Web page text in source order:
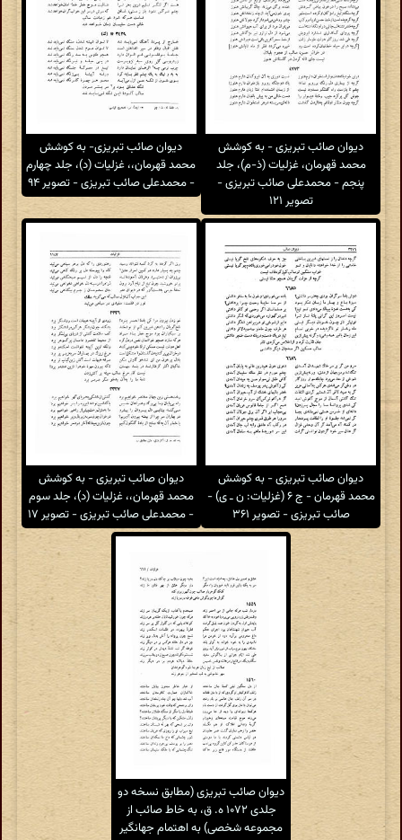
دیوان صائب تبریزی - به کوشش
محمد قهرمان، غزلیات (ذ-م)، جلد
پنجم - محمدعلی صائب تبریزی -
تصویر ۱۲۱
دیوان صائب تبریزی- به کوشش
محمد قهرمان،، غزلیات (د)، جلد چهارم
- محمدعلی صائب تبریزی - تصویر ۹۴
دیوان صائب تبریزی - به کوشش
محمد قهرمان - ج ۶ (غزلیات: ن ـ ی) -
صائب تبریزی - تصویر ۳۶۱
دیوان صائب تبریزی - به کوشش
محمد قهرمان،، غزلیات (د)، جلد سوم
- محمدعلی صائب تبریزی - تصویر ۱۷
دیوان صائب تبریزی (مطابق نسخه دو
جلدی ۱۰۷۲ ه. ق، به خاط صائب از
مجموعه شخصی) به اهتمام جهانگیر